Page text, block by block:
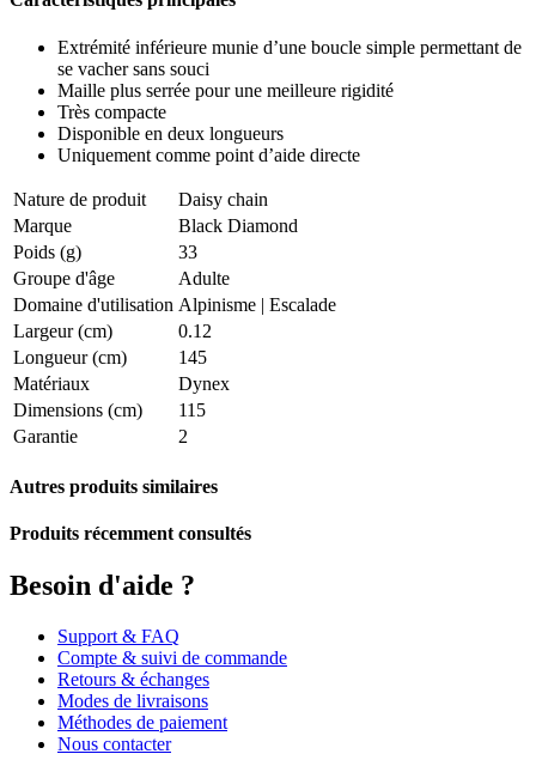
Extrémité inférieure munie d’une boucle simple permettant de
se vacher sans souci
Maille plus serrée pour une meilleure rigidité
Très compacte
Disponible en deux longueurs
Uniquement comme point d’aide directe
Nature de produit
Daisy chain
Marque
Black Diamond
Poids (g)
33
Groupe d'âge
Adulte
Domaine d'utilisation Alpinisme | Escalade
Largeur (cm)
0.12
Longueur (cm)
145
Matériaux
Dynex
Dimensions (cm)
115
Garantie
2
Autres produits similaires
Produits récemment consultés
Besoin d'aide ?
Support & FAQ
Compte & suivi de commande
Retours & échanges
Modes de livraisons
Méthodes de paiement
Nous contacter